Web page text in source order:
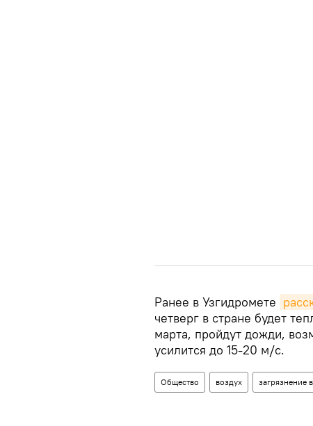
Ранее в Узгидромете
четверг в стране будет
марта, пройдут дожди,
усилится до 15-20 м/с.
Общество воздух загрязнение